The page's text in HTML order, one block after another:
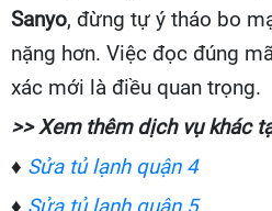
Sanyo, đừng tự ý tháo bo
nặng hơn. Việc đọc đúng
xác mới là điều quan trọng.
>> Xem thêm dịch vụ khác
♦ Sửa tủ lạnh quận 4